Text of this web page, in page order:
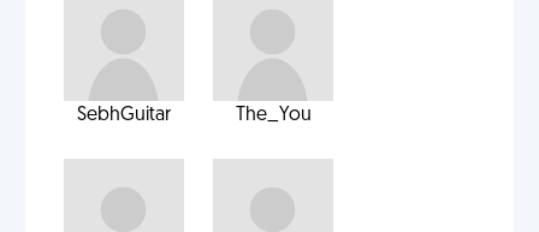
SebhGuitar The_You